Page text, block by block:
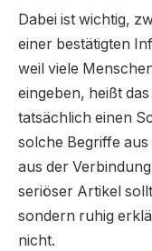
Dabei ist wichtig,
einer bestätigten
weil viele
eingeben, heißt
tatsächlich einen
solche Begriffe
aus der
seriöser Artikel
sondern ruhig
nicht.